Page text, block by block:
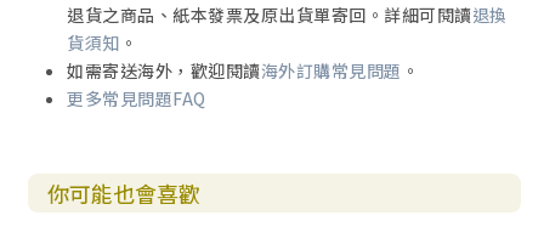
退貨之商品、紙本發票及原出貨單寄回。詳細可閱讀退換
貨須知 。
如需寄送海外，歡迎閱讀海外訂購常見問題 。
更多常見問題FAQ
你可能也會喜歡